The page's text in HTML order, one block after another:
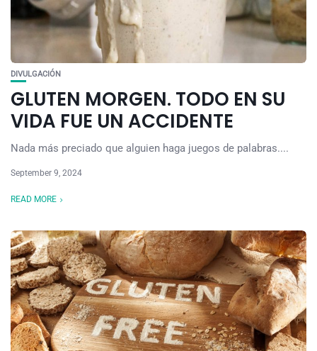
DIVULGACIÓN
GLUTEN MORGEN. TODO EN SU
VIDA FUE UN ACCIDENTE
Nada más preciado que alguien haga juegos de palabras....
September 9, 2024
READ MORE